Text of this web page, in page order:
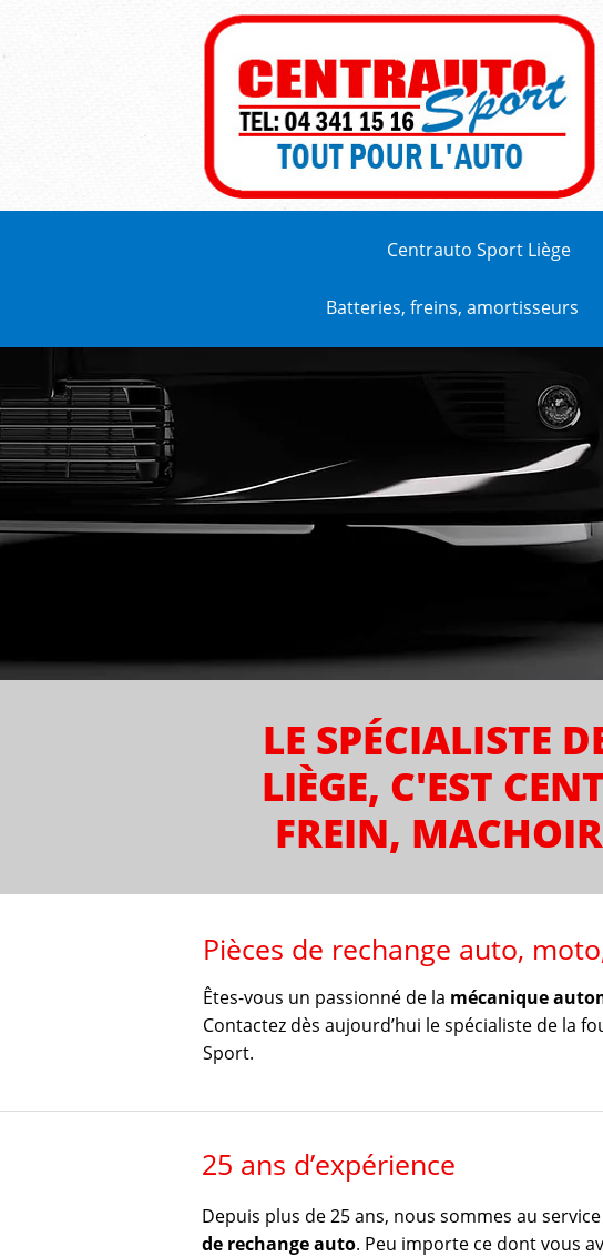
Centrauto Sport Liège
Batteries, freins, amortisseurs
LE SPÉCIALISTE
LIÈGE, C'EST
FREIN,
Pièces de rechange auto,
Êtes-vous un passionné de la mécanique
Contactez dès aujourd’hui le spécialiste de la
Sport.
25 ans d’expérience
Depuis plus de 25 ans, nous sommes au
de rechange auto. Peu importe ce dont vous